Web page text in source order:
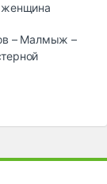
женщина
– Малмыж –